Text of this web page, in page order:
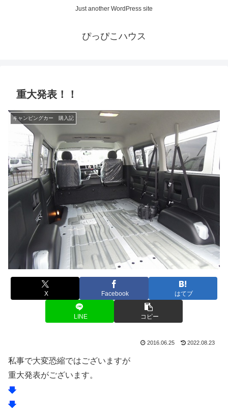
Just another WordPress site
ぴっぴこハウス
重大発表！！
キャンピングカー 購入記
X Facebook はてブ
LINE コピー
2016.06.25 2022.08.23
私事で大変恐縮ではございますが
重大発表がございます。